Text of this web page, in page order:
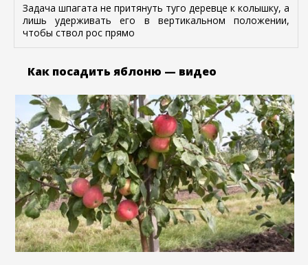
Задача шпагата не притянуть туго деревце к колышку, а
лишь удерживать его в вертикальном положении,
чтобы ствол рос прямо
Как посадить яблоню — видео